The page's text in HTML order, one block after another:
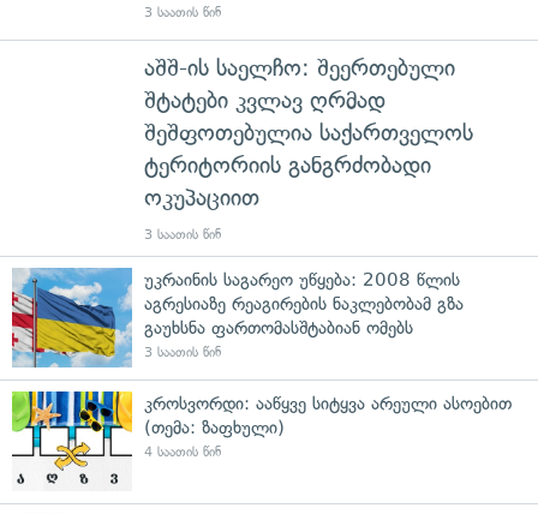
3 საათის წინ
აშშ-ის საელჩო: შეერთებული
შტატები კვლავ ღრმად
შეშფოთებულია საქართველოს
ტერიტორიის განგრძობადი
ოკუპაციით
3 საათის წინ
უკრაინის საგარეო უწყება: 2008 წლის
აგრესიაზე რეაგირების ნაკლებობამ გზა
გაუხსნა ფართომასშტაბიან ომებს
3 საათის წინ
კროსვორდი: ააწყვე სიტყვა არეული ასოებით
(თემა: ზაფხული)
4 საათის წინ